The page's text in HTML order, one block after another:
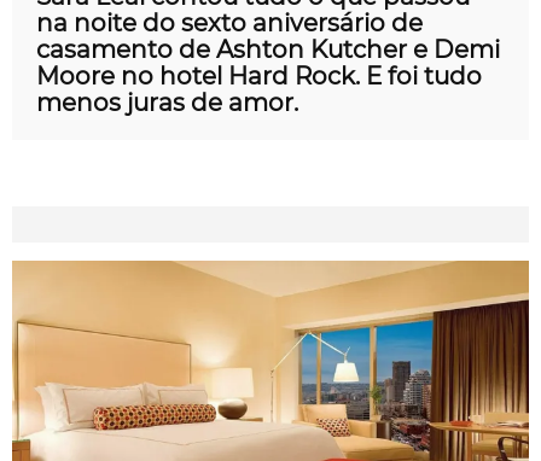
na noite do sexto aniversário de
casamento de Ashton Kutcher e Demi
Moore no hotel Hard Rock. E foi tudo
menos juras de amor.